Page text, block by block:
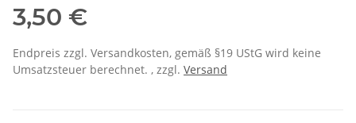
3,50 €
Endpreis zzgl. Versandkosten, gemäß §19 UStG wird keine
Umsatzsteuer berechnet. , zzgl. Versand